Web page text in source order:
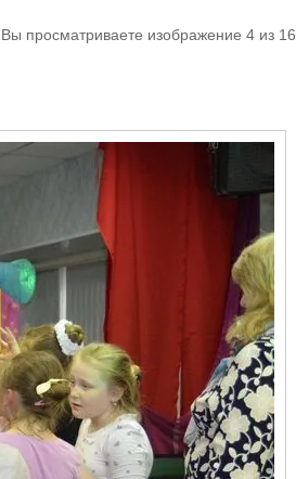
. Вы просматриваете изображение 4 из 16